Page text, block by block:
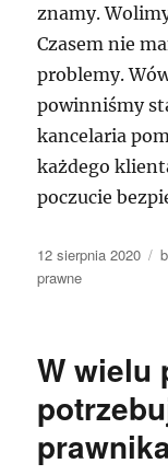
znamy.
Czasem nie
problemy.
powinniśmy
kancelaria
każdego
poczucie
Data
publikacji
12 sierpnia 2020
prawne
W wielu